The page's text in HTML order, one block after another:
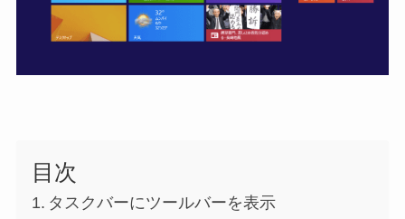
目次
タスクバーにツールバーを表示